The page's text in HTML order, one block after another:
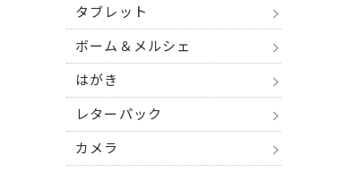
タブレット
ボーム＆メルシェ
はがき
レターパック
カメラ